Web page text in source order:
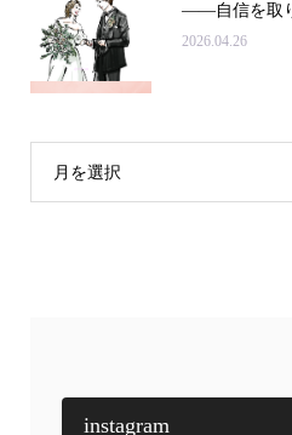
——自信を取
2026.04.26
月を選択
instagram